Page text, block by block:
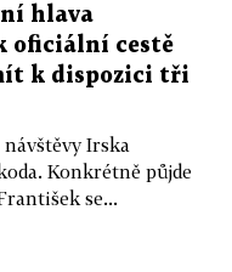
hlava
oficiální cestě
k dispozici tři
návštěvy Irska
Konkrétně půjde
se...